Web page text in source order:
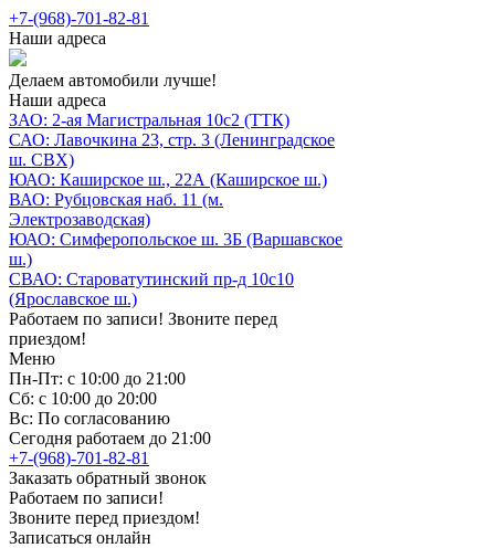
+7-(968)-701-82-81
Наши адреса
Делаем автомобили лучше!
Наши адреса
ЗАО: 2-ая Магистральная 10с2 (ТТК)
САО: Лавочкина 23, стр. 3 (Ленинградское
ш. СВХ)
ЮАО: Каширское ш., 22А (Каширское ш.)
ВАО: Рубцовская наб. 11 (м.
Электрозаводская)
ЮАО: Симферопольское ш. 3Б (Варшавское
ш.)
СВАО: Староватутинский пр-д 10с10
(Ярославское ш.)
Работаем по записи! Звоните перед
приездом!
Меню
Пн-Пт: с 10:00 до 21:00
Сб: с 10:00 до 20:00
Вс: По согласованию
Сегодня работаем до 21:00
+7-(968)-701-82-81
Заказать обратный звонок
Работаем по записи!
Звоните перед приездом!
Записаться онлайн